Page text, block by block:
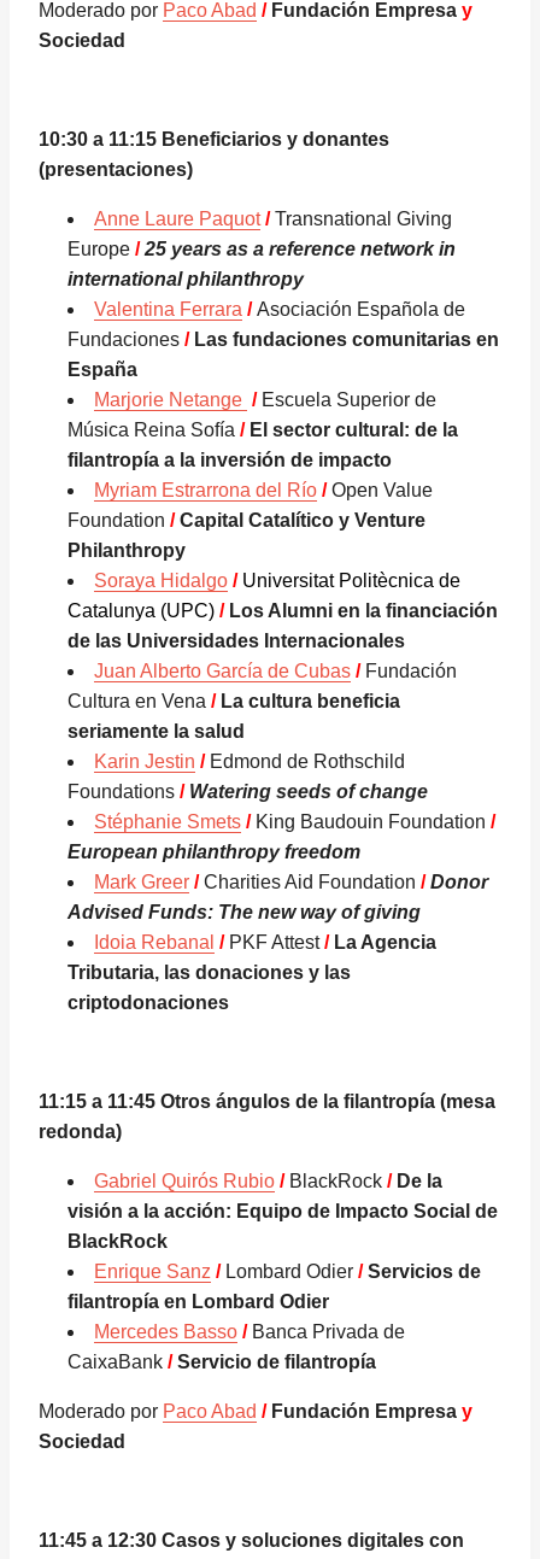
Moderado por Paco Abad / Fundación Empresa y
Sociedad
10:30 a 11:15 Beneficiarios y donantes
(presentaciones)
Anne Laure Paquot / Transnational Giving
Europe /25 years as a reference network in
international philanthropy
Valentina Ferrara / Asociación Española de
Fundaciones / Las fundaciones comunitarias en
España
Marjorie Netange / Escuela Superior de
Música Reina Sofía / El sector cultural: de la
filantropía a la inversión de impacto
Myriam Estrarrona del Río / Open Value
Foundation / Capital Catalítico y Venture
Philanthropy
Soraya Hidalgo / Universitat Politècnica de
Catalunya (UPC) / Los Alumni en la financiación
de las Universidades Internacionales
Juan Alberto García de Cubas / Fundación
Cultura en Vena / La cultura beneficia
seriamente la salud
Karin Jestin / Edmond de Rothschild
Foundations / Watering seeds of change
Stéphanie Smets / King Baudouin Foundation /
European philanthropy freedom
Mark Greer / Charities Aid Foundation / Donor
Advised Funds: The new way of giving
Idoia Rebanal / PKF Attest/ La Agencia
Tributaria, las donaciones y las
criptodonaciones
11:15 a 11:45 Otros ángulos de la filantropía (mesa
redonda)
Gabriel Quirós Rubio / BlackRock / De la
visión a la acción: Equipo de Impacto Social de
BlackRock
Enrique Sanz / Lombard Odier / Servicios de
filantropía en Lombard Odier
Mercedes Basso / Banca Privada de
CaixaBank / Servicio de filantropía
Moderado por Paco Abad / Fundación Empresa y
Sociedad
11:45 a 12:30 Casos y soluciones digitales con